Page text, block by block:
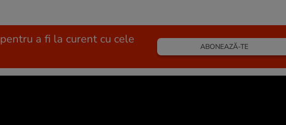
pentru a fi la curent cu cele
ABONEAZĂ-TE